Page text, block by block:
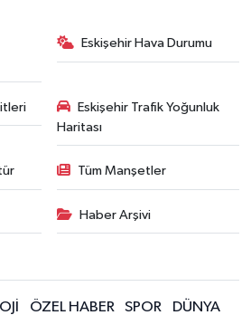
Eskişehir Hava Durumu
Eskişehir Trafik Yoğunluk
Haritası
Tüm Manşetler
Haber Arşivi
ÖZEL HABER SPOR DÜNYA